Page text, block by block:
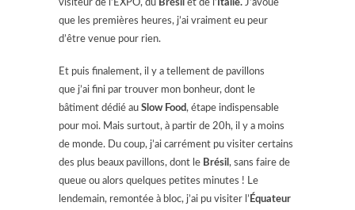
visiteur de l’EXPO, du Brésil et de l’ Italie. J’avoue
que les premières heures, j’ai vraiment eu peur
d’être venue pour rien.
Et puis finalement, il y a tellement de pavillons
que j’ai fini par trouver mon bonheur, dont le
bâtiment dédié au Slow Food, étape indispensable
pour moi. Mais surtout, à partir de 20h, il y a moins
de monde. Du coup, j’ai carrément pu visiter certains
des plus beaux pavillons, dont le Brésil , sans faire de
queue ou alors quelques petites minutes ! Le
lendemain, remontée à bloc, j’ai pu visiter l’ Équateur